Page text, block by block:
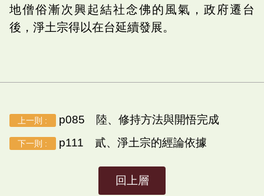
地僧俗漸次興起結社念佛的風氣，政府遷台
後，淨土宗得以在台延續發展。
上一則 : p085 陸、修持方法與開悟完成
下一則 : p111 貳、淨土宗的經論依據
回上層